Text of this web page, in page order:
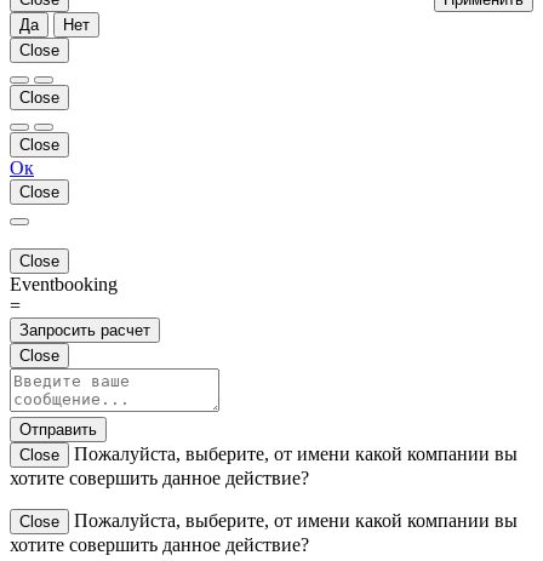
Да
Нет
Close
Close
Close
Ок
Close
Close
Eventbooking
=
Запросить расчет
Close
Отправить
Close
Пожалуйста, выберите, от имени какой компании вы
хотите совершить данное действие?
Close
Пожалуйста, выберите, от имени какой компании вы
хотите совершить данное действие?